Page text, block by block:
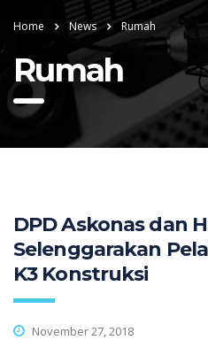
Home News Rumah
Rumah
DPD Askonas dan
Selenggarakan
K3 Konstruksi
November 27, 2018